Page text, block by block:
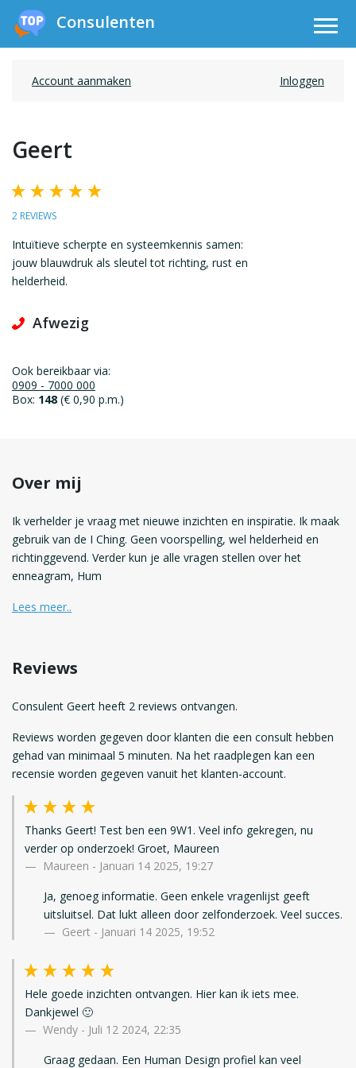
Consulenten
Account aanmaken Inloggen
Geert
2 REVIEWS
Intuïtieve scherpte en systeemkennis samen:
jouw blauwdruk als sleutel tot richting, rust en
helderheid.
Afwezig
Ook bereikbaar via:
0909 - 7000 000
Box: 148 (€ 0,90 p.m.)
Over mij
Ik verhelder je vraag met nieuwe inzichten en inspiratie. Ik maak
gebruik van de I Ching. Geen voorspelling, wel helderheid en
richtinggevend. Verder kun je alle vragen stellen over het
enneagram, Hum
Lees meer..
Reviews
Consulent Geert heeft 2 reviews ontvangen.
Reviews worden gegeven door klanten die een consult hebben
gehad van minimaal 5 minuten. Na het raadplegen kan een
recensie worden gegeven vanuit het klanten-account.
Thanks Geert! Test ben een 9W1. Veel info gekregen, nu
verder op onderzoek! Groet, Maureen
Maureen - Januari 14 2025, 19:27
Ja, genoeg informatie. Geen enkele vragenlijst geeft
uitsluitsel. Dat lukt alleen door zelfonderzoek. Veel succes.
Geert - Januari 14 2025, 19:52
Hele goede inzichten ontvangen. Hier kan ik iets mee.
Dankjewel 🙂
Wendy - Juli 12 2024, 22:35
Graag gedaan. Een Human Design profiel kan veel